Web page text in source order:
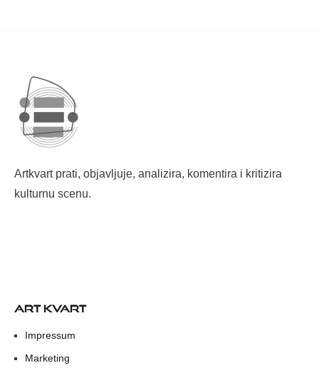
Artkvart prati, objavljuje, analizira, komentira i kritizira
kulturnu scenu.
ART KVART
Impressum
Marketing